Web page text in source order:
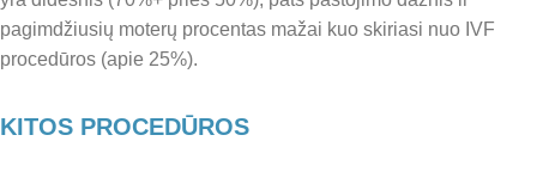
pagimdžiusių moterų procentas mažai kuo skiriasi nuo IVF
procedūros (apie 25%).
KITOS PROCEDŪROS